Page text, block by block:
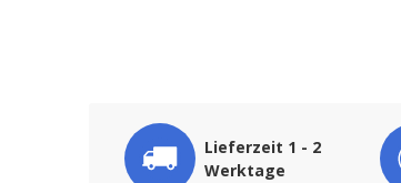
Lieferzeit 1 - 2
Werktage